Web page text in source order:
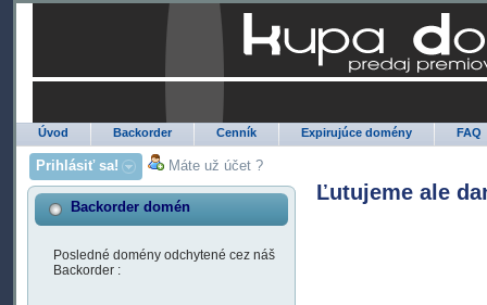
Úvod Backorder Cenník Expirujúce domény FAQ
Prihlásiť sa! Máte už účet ?
Backorder domén
Posledné domény odchytené cez náš
Backorder :
Ľutujeme ale